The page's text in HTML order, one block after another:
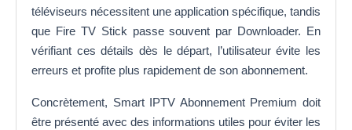
téléviseurs nécessitent une application spécifique, tandis
que Fire TV Stick passe souvent par Downloader. En
vérifiant ces détails dès le départ, l’utilisateur évite les
erreurs et profite plus rapidement de son abonnement.
Concrètement, Smart IPTV Abonnement Premium doit
être présenté avec des informations utiles pour éviter les